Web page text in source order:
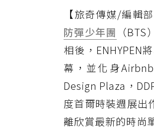
【旅奇傳媒/編輯
防彈少年團 （
相後，ENHYPEN
幕，並化身
Design Plaza，
度首爾時裝週展出
離欣賞最新的時尚